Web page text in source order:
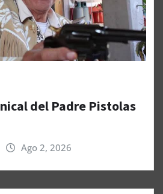
del Padre Pistolas
Ago 2, 2026